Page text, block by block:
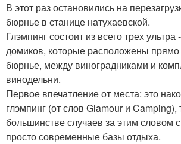
В этот раз остановились на
бюрнье в станице натухаевской.
Глэмпинг состоит из всего трех
домиков, которые расположены прямо
бюрнье, между виноградниками и
винодельни.
Первое впечатление от места: это
глэмпинг (от слов Glamour и Camping),
большинстве случаев за этим словом
просто современные базы отдыха.